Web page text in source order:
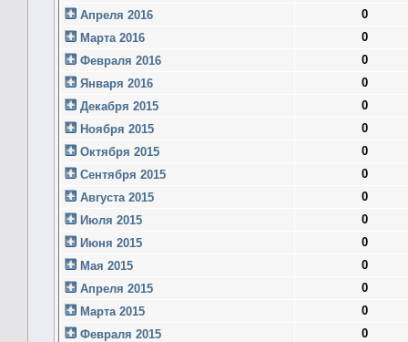
Апреля 2016
0
Марта 2016
0
Февраля 2016
0
Января 2016
0
Декабря 2015
0
Ноября 2015
0
Октября 2015
0
Сентября 2015
0
Августа 2015
0
Июля 2015
0
Июня 2015
0
Мая 2015
0
Апреля 2015
0
Марта 2015
0
Февраля 2015
0